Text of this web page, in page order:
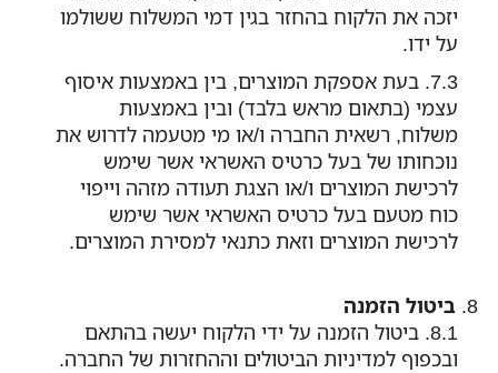
יזכה את הלקוח בהחזר בגין דמי המשלוח ששולמו
על ידו.
בעת אספקת המוצרים, בין באמצעות איסוף
עצמי (בתאום מראש בלבד) ובין באמצעות
משלוח, רשאית החברה ו/או מי מטעמה לדרוש את
נוכחותו של בעל כרטיס האשראי אשר שימש
לרכישת המוצרים ו/או הצגת תעודה מזהה וייפוי
כוח מטעם בעל כרטיס האשראי אשר שימש
לרכישת המוצרים וזאת כתנאי למסירת המוצרים.
ביטול הזמנה
ביטול הזמנה על ידי הלקוח יעשה בהתאם
ובכפוף למדיניות הביטולים וההחזרות של החברה.